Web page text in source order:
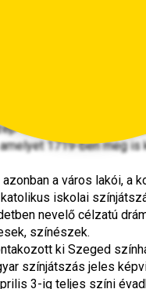
jelző. A Szegedi
a vidéki, de a
Zoltán (Szegedi
országos színházi
és kelet-európai
1719-ben meg
a város lakói,
iskolai
nevelő célzatú
színészek.
ki Szeged
színjátszás jeles
3-ig teljes színi